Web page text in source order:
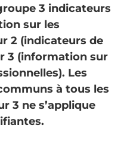
3 indicateurs
sur les
2 (indicateurs de
3 (information sur
Les
à tous les
3 ne s’applique